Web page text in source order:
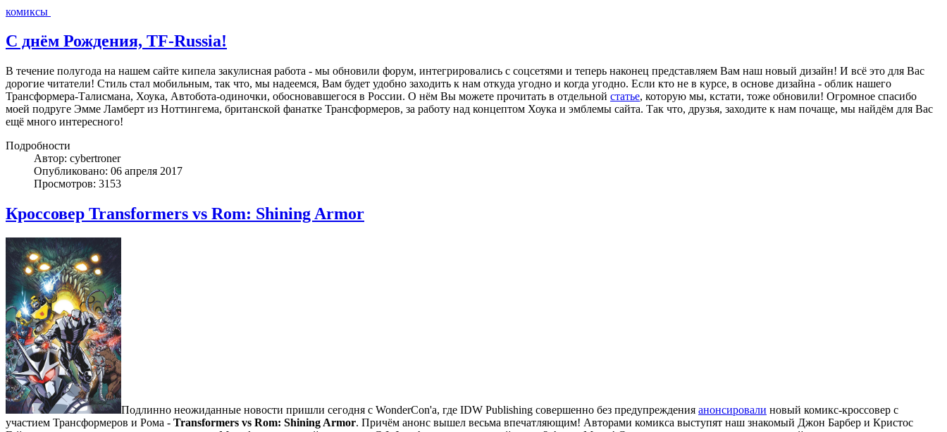
комиксы
С днём Рождения, TF-Russia!
В течение полугода на нашем сайте кипела закулисная работа - мы обновили форум, интегрировались с соцсетями и теперь наконец представляем Вам наш новый дизайн! И всё это для Вас
дорогие читатели! Стиль стал мобильным, так что, мы надеемся, Вам будет удобно заходить к нам откуда угодно и когда угодно. Если кто не в курсе, в основе дизайна - облик нашего
Трансформера-Талисмана, Хоука, Автобота-одиночки, обосновавшегося в России. О нём Вы можете прочитать в отдельной статье, которую мы, кстати, тоже обновили! Огромное спасибо
моей подруге Эмме Ламберт из Ноттингема, британской фанатке Трансформеров, за работу над концептом Хоука и эмблемы сайта. Так что, друзья, заходите к нам почаще, мы найдём для Вас
ещё много интересного!
Подробности
Автор: cybertroner
Опубликовано: 06 апреля 2017
Просмотров: 3153
Кроссовер Transformers vs Rom: Shining Armor
Подлинно неожиданные новости пришли сегодня с WonderCon'а, где IDW Publishing совершенно без предупреждения анонсировали новый комикс-кроссовер с
участием Трансформеров и Рома - Transformers vs Rom: Shining Armor. Причём анонс вышел весьма впечатляющим! Авторами комикса выступят наш знакомый Джон Барбер и Кристос